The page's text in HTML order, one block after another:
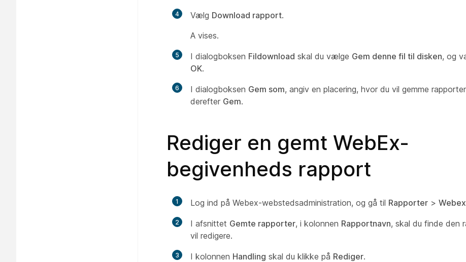
4 Vælg Download rapport.
A vises.
5 I dialogboksen Fildownload skal du vælge Gem denne fil til disken, og
OK.
6 I dialogboksen Gem som, angiv en placering, hvor du vil gemme
derefter Gem.
Rediger en gemt WebEx-
begivenheds rapport
1 Log ind på Webex-webstedsadministration, og gå til Rapporter >
2 I afsnittet Gemte rapporter, i kolonnen Rapportnavn, skal du finde den
vil redigere.
3 I kolonnen Handling skal du klikke på Rediger.